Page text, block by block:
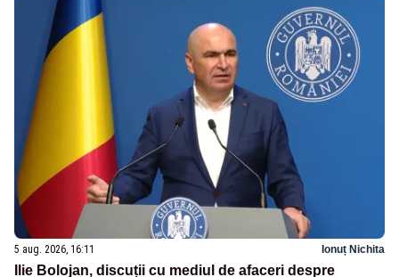
5 aug. 2026, 16:11 Ionuț Nichita
Ilie Bolojan, discuții cu mediul de afaceri despre